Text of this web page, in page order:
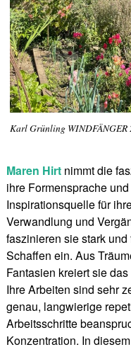
Karl Grünling WINDFÄNGER
Maren Hirt nimmt die
ihre Formensprache
Inspirationsquelle für
Verwandlung und
faszinieren sie stark
Schaffen ein. Aus
Fantasien kreiert sie das
Ihre Arbeiten sind sehr
genau, langwierige
Arbeitsschritte
Konzentration. In